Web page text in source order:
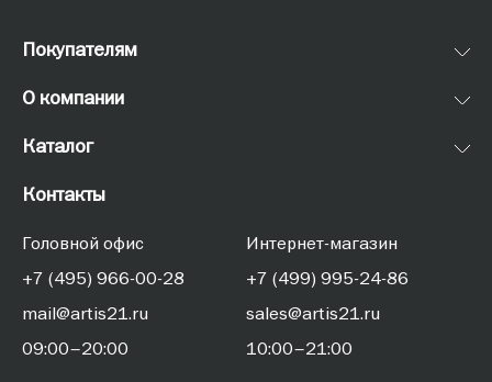
Покупателям
О компании
Каталог
Контакты
Головной офис
+7 (495) 966-00-28
mail@artis21.ru
09:00–20:00
Интернет-магазин
+7 (499) 995-24-86
sales@artis21.ru
10:00–21:00